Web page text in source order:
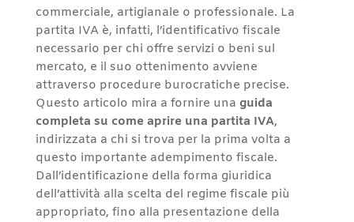
commerciale, artigianale o professionale. La
partita IVA è, infatti, l’identificativo fiscale
necessario per chi offre servizi o beni sul
mercato, e il suo ottenimento avviene
attraverso procedure burocratiche precise.
Questo articolo mira a fornire una guida
completa su come aprire una partita IVA,
indirizzata a chi si trova per la prima volta a
questo importante adempimento fiscale.
Dall’identificazione della forma giuridica
dell’attività alla scelta del regime fiscale più
appropriato, fino alla presentazione della